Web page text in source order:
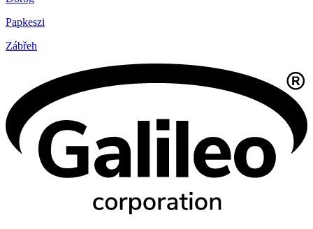
Papkeszi
Zábřeh